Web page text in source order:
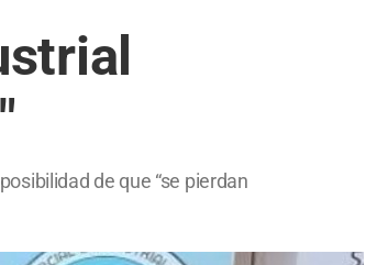
de que “se pierdan